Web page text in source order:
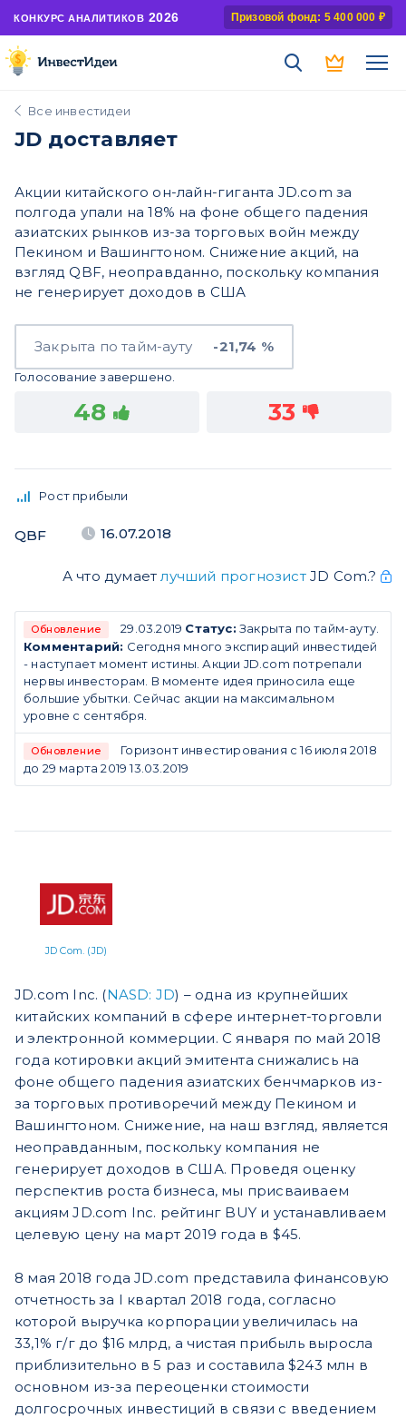
КОНКУРС АНАЛИТИКОВ 2026 Призовой фонд: 5 400 000 ₽
Все инвестидеи
JD доставляет
Акции китайского он-лайн-гиганта JD.com за
полгода упали на 18% на фоне общего падения
азиатских рынков из-за торговых войн между
Пекином и Вашингтоном. Снижение акций, на
взгляд QBF, неоправданно, поскольку компания
не генерирует доходов в США
Закрыта по тайм-ауту -21,74 %
Голосование завершено.
48 33
Рост прибыли
QBF 16.07.2018
А что думает лучший прогнозистJD Com.?
Обновление 29.03.2019 Статус: Закрыта по тайм-ауту.
Комментарий: Сегодня много экспираций инвестидей
- наступает момент истины. Акции JD.com потрепали
нервы инвесторам. В моменте идея приносила еще
большие убытки. Сейчас акции на максимальном
уровне с сентября.
Обновление
Горизонт инвестирования с 16 июля 2018
до 29 марта 2019 13.03.2019
JD Com. (JD)
JD.com Inc. (NASD: JD) – одна из крупнейших
китайских компаний в сфере интернет-торговли
и электронной коммерции. С января по май 2018
года котировки акций эмитента снижались на
фоне общего падения азиатских бенчмарков из-
за торговых противоречий между Пекином и
Вашингтоном. Снижение, на наш взгляд, является
неоправданным, поскольку компания не
генерирует доходов в США. Проведя оценку
перспектив роста бизнеса, мы присваиваем
акциям JD.com Inc. рейтинг BUY и устанавливаем
целевую цену на март 2019 года в $45.
8 мая 2018 года JD.com представила финансовую
отчетность за I квартал 2018 года, согласно
которой выручка корпорации увеличилась на
33,1% г/г до $16 млрд, а чистая прибыль выросла
приблизительно в 5 раз и составила $243 млн в
основном из-за переоценки стоимости
долгосрочных инвестиций в связи с введением